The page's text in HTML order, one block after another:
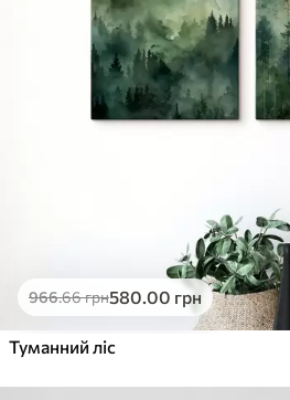
966.66грн580.00 грн
Туманний ліс